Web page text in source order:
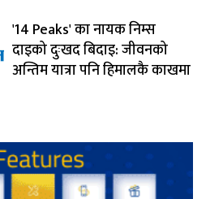
'14 Peaks' का नायक निम्स
दाइको दुःखद बिदाइ: जीवनको
अन्तिम यात्रा पनि हिमालकै काखमा